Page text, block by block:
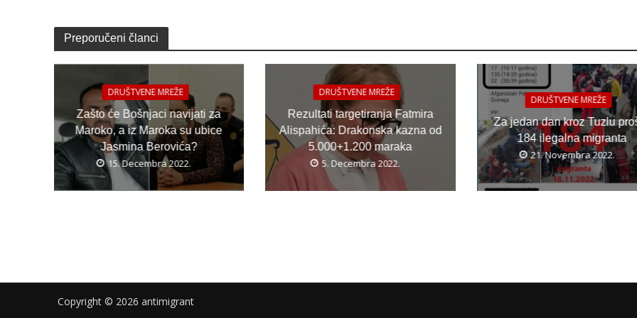
Preporučeni članci
DRUŠTVENE MREŽE
Zašto će Bošnjaci navijati za
Maroko, a iz Maroka su ubice
Jasmina Berovića?
15. Decembra 2022.
DRUŠTVENE MREŽE
Rezultati targetiranja Fatmira
Alispahića: Drakonska kazna od
5.000+1.200 maraka
5. Decembra 2022.
DRUŠTVENE MREŽE
Za jedan dan kroz Tuzlu
184 ilegalna migranta
21. Novembra 2022.
Copyright © 2026 antimigrant